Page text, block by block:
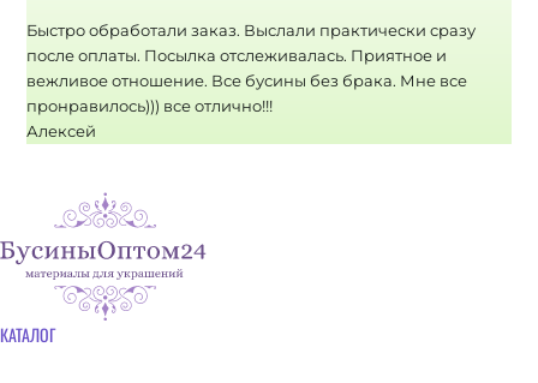
Быстро обработали заказ. Выслали практически сразу
после оплаты. Посылка отслеживалась. Приятное и
вежливое отношение. Все бусины без брака. Мне все
пронравилось))) все отлично!!!
Алексей
КАТАЛОГ